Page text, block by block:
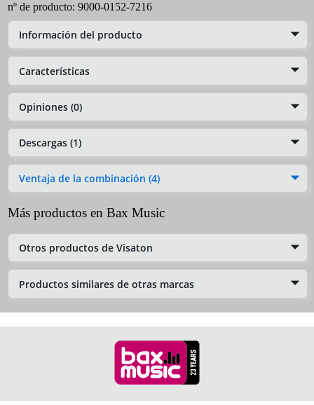
nº de producto: 9000-0152-7216
Información del producto
Características
Opiniones (0)
Descargas (1)
Ventaja de la combinación (4)
Más productos en Bax Music
Otros productos de Visaton
Productos similares de otras marcas